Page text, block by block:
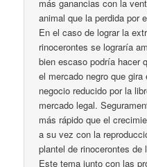
más ganancias con la
animal que la perdida por
En el caso de lograr la
rinocerontes se lograría
bien escaso podría hacer
el mercado negro que
negocio reducido por la
mercado legal.
más rápido que el
a su vez con la
plantel de rinocerontes
Este tema junto con las